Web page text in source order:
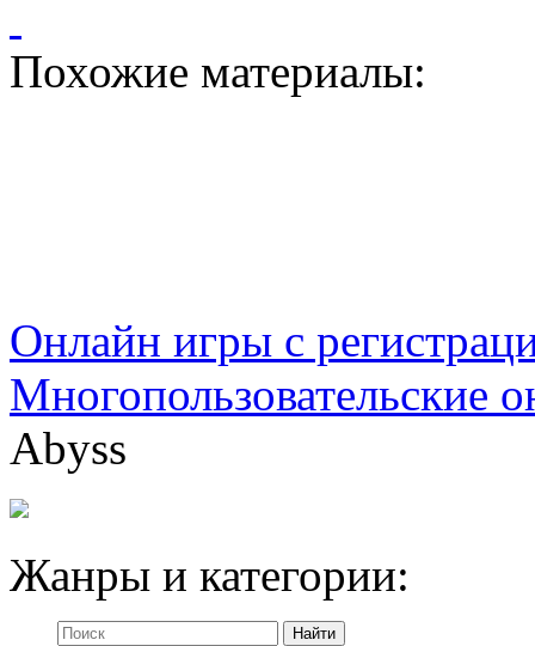
Похожие материалы:
Онлайн игры с
Многопользовательские
Abyss
Жанры и категории: